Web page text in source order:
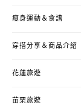
瘦身運動＆食譜
穿搭分享＆商品介紹
花蓮旅遊
苗栗旅遊